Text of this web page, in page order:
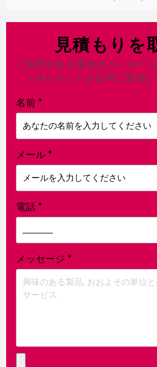
見積もりを
ご質問がある場合はメッセー
ンサルタントが以内に返信
名前 *
メール *
電話 *
メッセージ *